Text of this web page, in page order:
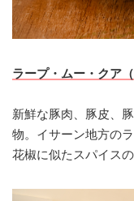
ラープ・ムー・クア（
新鮮な豚肉、豚皮、
物。イサーン地方の
花椒に似たスパイス